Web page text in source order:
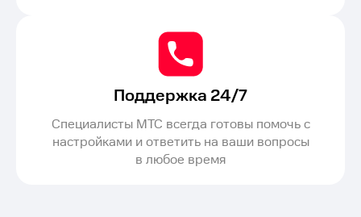
Поддержка 24/7
Специалисты МТС всегда готовы помочь с
настройками и ответить на ваши вопросы
в любое время